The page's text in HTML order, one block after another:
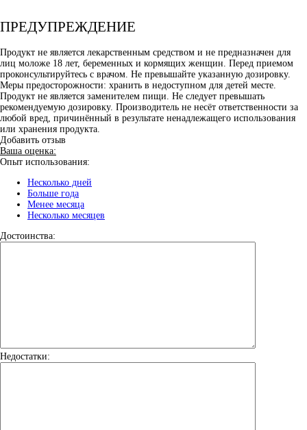
ПРЕДУПРЕЖДЕНИЕ
Продукт не является лекарственным средством и не предназначен для
лиц моложе 18 лет, беременных и кормящих женщин. Перед приемом
проконсультируйтесь с врачом. Не превышайте указанную дозировку.
Меры предосторожности: хранить в недоступном для детей месте.
Продукт не является заменителем пищи. Не следует превышать
рекомендуемую дозировку. Производитель не несёт ответственности за
любой вред, причинённый в результате ненадлежащего использования
или хранения продукта.
Добавить отзыв
Ваша оценка:
Опыт использования:
Несколько дней
Больше года
Менее месяца
Несколько месяцев
Достоинства:
Недостатки: